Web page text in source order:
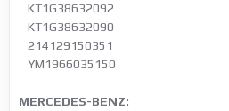
KT1G38632092
KT1G38632090
214129150351
YM1966035150
MERCEDES-BENZ: